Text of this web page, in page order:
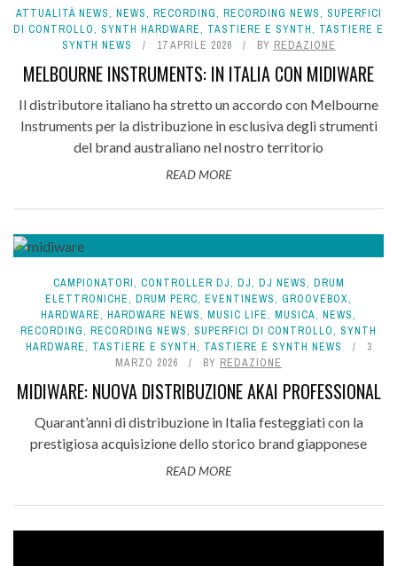
ATTUALITÀ NEWS, NEWS, RECORDING, RECORDING NEWS, SUPERFICI
DI CONTROLLO, SYNTH HARDWARE, TASTIERE E SYNTH, TASTIERE E
SYNTH NEWS
17 APRILE 2026 BY REDAZIONE
MELBOURNE INSTRUMENTS: IN ITALIA CON MIDIWARE
Il distributore italiano ha stretto un accordo con Melbourne
Instruments per la distribuzione in esclusiva degli strumenti
del brand australiano nel nostro territorio
READ MORE
CAMPIONATORI, CONTROLLER DJ, DJ, DJ NEWS, DRUM
ELETTRONICHE, DRUM PERC, EVENTINEWS, GROOVEBOX,
HARDWARE, HARDWARE NEWS, MUSIC LIFE, MUSICA, NEWS,
RECORDING, RECORDING NEWS, SUPERFICI DI CONTROLLO, SYNTH
HARDWARE, TASTIERE E SYNTH, TASTIERE E SYNTH NEWS
3
MARZO 2026
BY REDAZIONE
MIDIWARE: NUOVA DISTRIBUZIONE AKAI PROFESSIONAL
Quarant’anni di distribuzione in Italia festeggiati con la
prestigiosa acquisizione dello storico brand giapponese
READ MORE